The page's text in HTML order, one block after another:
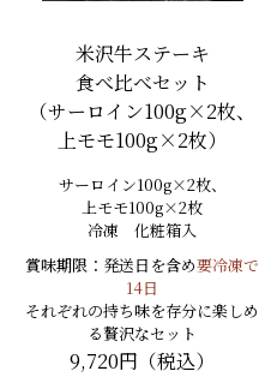
米沢牛ステーキ
食べ比べセット
（サーロイン100g×2枚、
上モモ100g×2枚）
サーロイン100g×2枚、
上モモ100g×2枚
冷凍 化粧箱入
賞味期限：発送日を含め要冷凍で
14日
それぞれの持ち味を存分に楽しめ
る贅沢なセット
9,720円（税込）